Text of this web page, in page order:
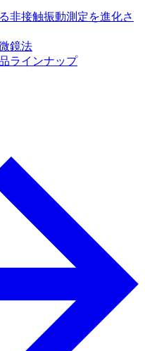
非接触振動測定を進化さ
鏡法
ラインナップ